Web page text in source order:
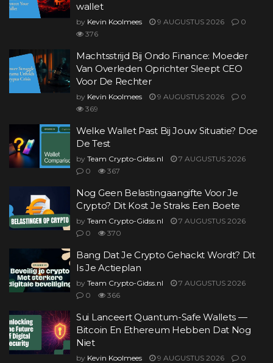
wallet
by Kevin Koolmees 9 AUGUSTUS 2026
0
376
Machtsstrijd Bij Ondo Finance: Moeder
Van Overleden Oprichter Sleept CEO
Voor De Rechter
by Kevin Koolmees 9 AUGUSTUS 2026
0
369
Welke Wallet Past Bij Jouw Situatie? Doe
De Test
by Team Crypto-Gidss.nl
7 AUGUSTUS 2026
0
367
Nog Geen Belastingaangifte Voor Je
Crypto? Dit Kost Je Straks Een Boete
by Team Crypto-Gidss.nl
7 AUGUSTUS 2026
0
370
Bang Dat Je Crypto Gehackt Wordt? Dit
Is Je Actieplan
by Team Crypto-Gidss.nl
7 AUGUSTUS 2026
0
366
Sui Lanceert Quantum-Safe Wallets —
Bitcoin En Ethereum Hebben Dat Nog
Niet
by Kevin Koolmees 9 AUGUSTUS 2026
0